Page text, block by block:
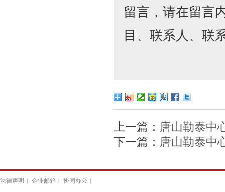
留言，请在留言
目、联系人、联
上一篇： 唐山勒泰中
下一篇： 唐山勒泰中
法律声明 企业邮箱 协同办公